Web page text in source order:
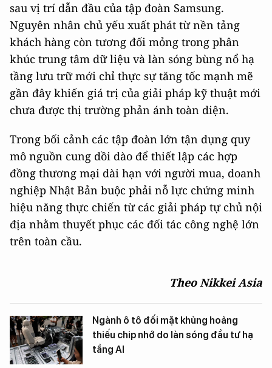
sau vị trí dẫn đầu của tập đoàn Samsung.
Nguyên nhân chủ yếu xuất phát từ nền tảng
khách hàng còn tương đối mỏng trong phân
khúc trung tâm dữ liệu và làn sóng bùng nổ hạ
tầng lưu trữ mới chỉ thực sự tăng tốc mạnh mẽ
gần đây khiến giá trị của giải pháp kỹ thuật mới
chưa được thị trường phản ánh toàn diện.
Trong bối cảnh các tập đoàn lớn tận dụng quy
mô nguồn cung dồi dào để thiết lập các hợp
đồng thương mại dài hạn với người mua, doanh
nghiệp Nhật Bản buộc phải nỗ lực chứng minh
hiệu năng thực chiến từ các giải pháp tự chủ nội
địa nhằm thuyết phục các đối tác công nghệ lớn
trên toàn cầu.
Theo Nikkei Asia
Ngành ô tô đối mặt khủng hoảng
thiếu chip nhớ do làn sóng đầu tư hạ
tầng AI